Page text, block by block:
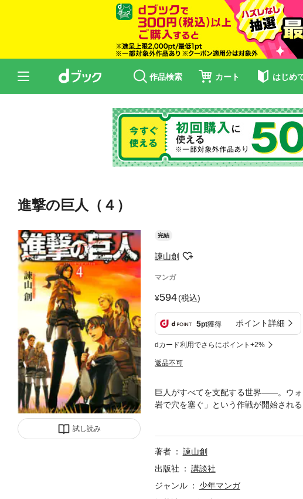
作品検索 カート はじめ
進撃の巨人（４）
試し読み
完結
諫山創
マンガ
594(税込)
5pt獲得 ポイント詳細
dカード利用でさらにポイント+2%
返品不可
巨人がすべてを支配する世界――。ウォ
岩で穴を塞ぐ」という作戦が開始され
う。エレンはアルミンの必死の問いか
著者
諫山創
出版社
講談社
ジャンル
少年マンガ